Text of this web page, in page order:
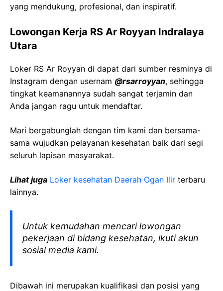
yang mendukung, profesional, dan inspiratif.
Lowongan Kerja RS Ar Royyan Indralaya
Utara
Loker RS Ar Royyan di dapat dari sumber resminya di
Instagram dengan usernam @rsarroyyan, sehingga
tingkat keamanannya sudah sangat terjamin dan
Anda jangan ragu untuk mendaftar.
Mari bergabunglah dengan tim kami dan bersama-
sama wujudkan pelayanan kesehatan baik dari segi
seluruh lapisan masyarakat.
Lihat juga Loker kesehatan Daerah Ogan Ilir terbaru
lainnya.
Untuk kemudahan mencari lowongan
pekerjaan di bidang kesehatan, ikuti akun
sosial media kami.
Dibawah ini merupakan kualifikasi dan posisi yang